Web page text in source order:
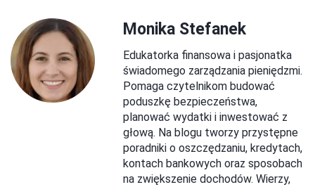
Monika Stefanek
Edukatorka finansowa i pasjonatka
świadomego zarządzania pieniędzmi.
Pomaga czytelnikom budować
poduszkę bezpieczeństwa,
planować wydatki i inwestować z
głową. Na blogu tworzy przystępne
poradniki o oszczędzaniu, kredytach,
kontach bankowych oraz sposobach
na zwiększenie dochodów. Wierzy,